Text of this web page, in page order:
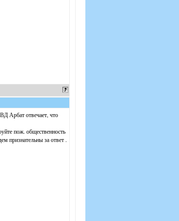
Арбат отвечает, что
пож. общественность
признательны за ответ .